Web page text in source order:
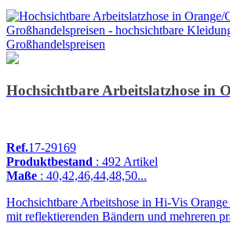
Hochsichtbare Arbeitslatzhose in
Ref.17-29169
Produktbestand : 492 Artikel
Maße : 40,42,46,44,48,50...
Hochsichtbare Arbeitshose in Hi-Vis
mit reflektierenden Bändern und mehreren